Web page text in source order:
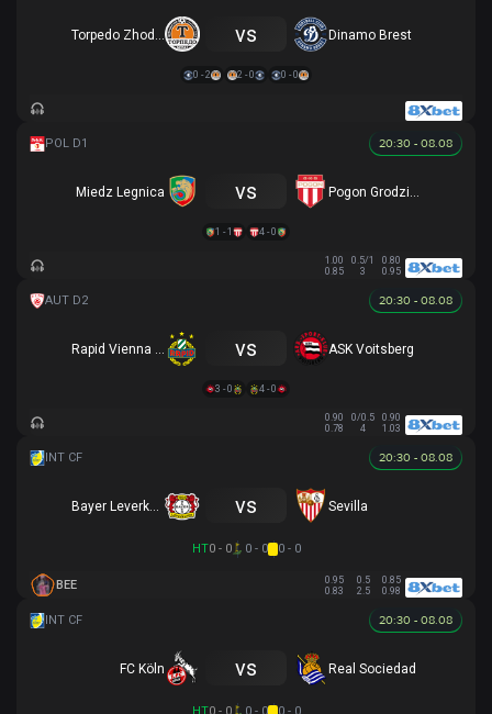
vs Dinamo Brest
0 - 2 2 - 0 0 - 0
20:30 - 08.08
Miedz Legnica vs
1 - 1 4 - 0
1.00 0.5/1
0.80
0.85
3 0.95
20:30 - 08.08
vs ASK Voitsberg
3 - 0 4 - 0
0.90 0/0.5
0.90
0.78
4 1.03
20:30 - 08.08
Bayer Leverkusen vs Sevilla
HT0 - 0 0 - 0 0 - 0
BEE 0.95 0.5
0.85
0.83
2.5 0.98
20:30 - 08.08
FC Köln vs Real Sociedad